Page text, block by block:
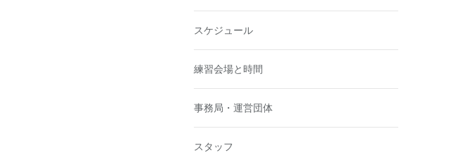
スケジュール
練習会場と時間
事務局・運営団体
スタッフ